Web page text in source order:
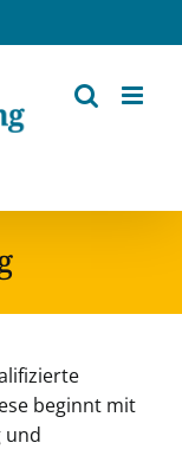
beginnt mit
und